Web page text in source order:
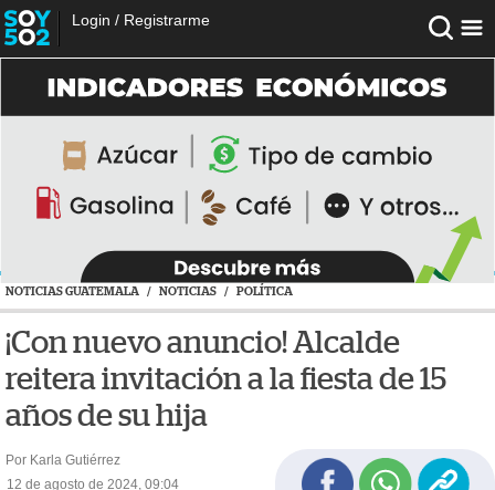
Login / Registrarme
NOTICIAS GUATEMALA / NOTICIAS / POLÍTICA
¡Con nuevo anuncio! Alcalde
reitera invitación a la fiesta de 15
años de su hija
Por Karla Gutiérrez
12 de agosto de 2024, 09:04